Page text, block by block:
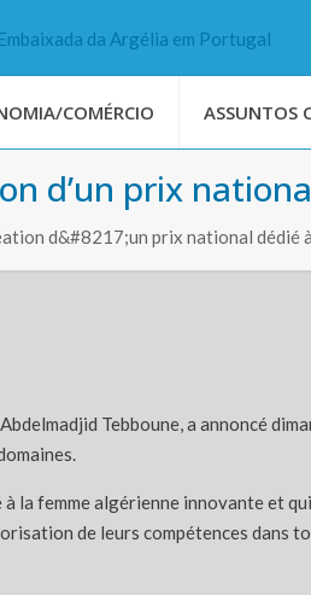
COMÉRCIO ASSUNTOS
d’un prix
d&#8217;un prix national dédié
Tebboune, a annoncé
la femme algérienne innovante et
de leurs compétences dans